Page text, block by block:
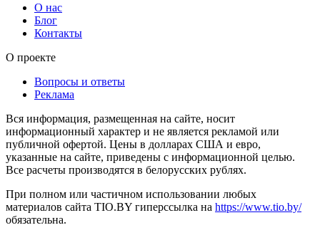
О нас
Блог
Контакты
О проекте
Вопросы и ответы
Реклама
Вся информация, размещенная на сайте, носит
информационный характер и не является рекламой или
публичной офертой. Цены в долларах США и евро,
указанные на сайте, приведены с информационной целью.
Все расчеты производятся в белорусских рублях.
При полном или частичном использовании любых
материалов сайта TIO.BY гиперссылка на https://www.tio.by/
обязательна.